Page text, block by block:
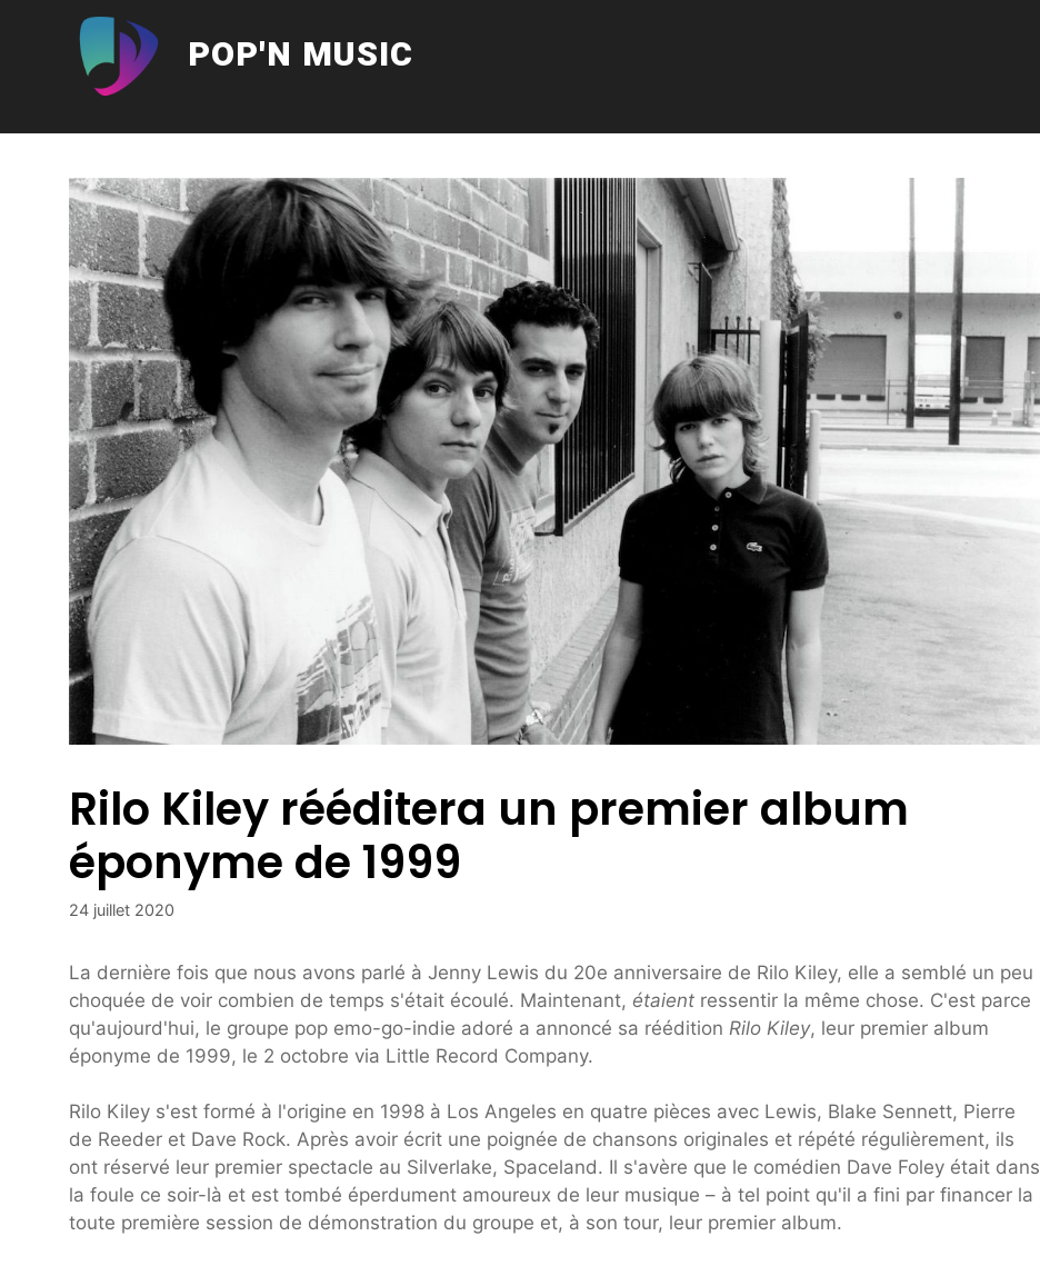
POP'N MUSIC
Rilo Kiley rééditera un premier album
éponyme de 1999
24 juillet 2020
La dernière fois que nous avons parlé à Jenny Lewis du 20e anniversaire de Rilo Kiley, elle a semblé un peu
choquée de voir combien de temps s'était écoulé. Maintenant, étaient ressentir la même chose. C'est parce
qu'aujourd'hui, le groupe pop emo-go-indie adoré a annoncé sa réédition Rilo Kiley, leur premier album
éponyme de 1999, le 2 octobre via Little Record Company.
Rilo Kiley s'est formé à l'origine en 1998 à Los Angeles en quatre pièces avec Lewis, Blake Sennett, Pierre
de Reeder et Dave Rock. Après avoir écrit une poignée de chansons originales et répété régulièrement, ils
ont réservé leur premier spectacle au Silverlake, Spaceland. Il s'avère que le comédien Dave Foley était dans
la foule ce soir-là et est tombé éperdument amoureux de leur musique – à tel point qu'il a fini par financer la
toute première session de démonstration du groupe et, à son tour, leur premier album.